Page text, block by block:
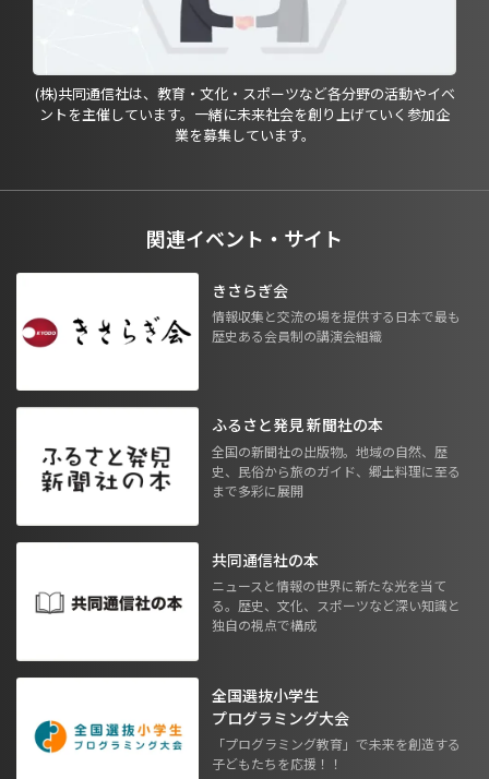
(株)共同通信社は、教育・文化・スポーツなど各分野の活動やイベ
ントを主催しています。一緒に未来社会を創り上げていく参加企
業を募集しています。
関連イベント・サイト
きさらぎ会
情報収集と交流の場を提供する日本で最も
歴史ある会員制の講演会組織
ふるさと発見 新聞社の本
全国の新聞社の出版物。地域の自然、歴
史、民俗から旅のガイド、郷土料理に至る
まで多彩に展開
共同通信社の本
ニュースと情報の世界に新たな光を当て
る。歴史、文化、スポーツなど深い知識と
独自の視点で構成
全国選抜小学生
プログラミング大会
「プログラミング教育」で未来を創造する
子どもたちを応援！！